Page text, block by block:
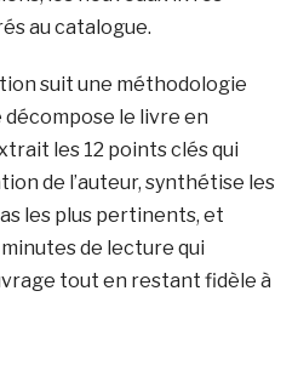
au catalogue.
suit une méthodologie
décompose le livre en
les 12 points clés qui
de l’auteur, synthétise les
les plus pertinents, et
de lecture qui
tout en restant fidèle à